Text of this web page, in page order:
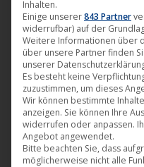
Inhalten.
Einige unserer843 Partner
widerrufbar) auf der
Weitere Informationen über
über unsere Partner finden
unserer
Es besteht keine
zuzustimmen, um dieses
Wir können bestimmte
anzeigen. Sie können Ihre
widerrufen oder anpassen.
Angebot angewendet.
Bitte beachten Sie, dass
möglicherweise nicht alle